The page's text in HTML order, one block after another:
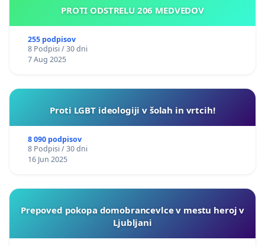
PROTI ODSTRELU 206 MEDVEDOV
255 podpisov
8 Podpisi / 30 dni
7 Aug 2025
Proti LGBT ideologiji v šolah in vrtcih!
8 090 podpisov
8 Podpisi / 30 dni
16 Jun 2025
Prepoved pokopa domobrancevlce v mestu heroj v
Ljubljani